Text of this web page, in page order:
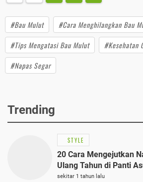
#Bau Mulut
#Cara Menghilangkan Bau
#Tips Mengatasi Bau Mulut
#Kesehatan
#Napas Segar
Trending
STYLE
20 Cara Mengejutkan
Ulang Tahun di Panti
Anggun dengan Kaftan
sekitar 1 tahun lalu